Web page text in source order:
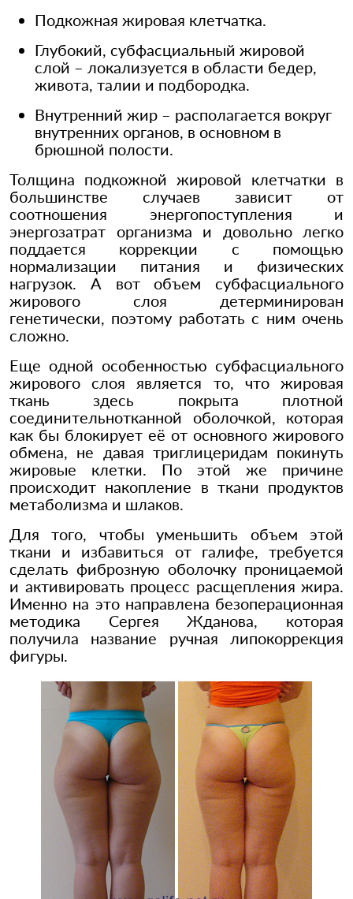
Подкожная жировая клетчатка.
Глубокий, субфасциальный жировой
слой – локализуется в области бедер,
живота, талии и подбородка.
Внутренний жир – располагается вокруг
внутренних органов, в основном в
брюшной полости.
Толщина подкожной жировой клетчатки в
большинстве случаев зависит от
соотношения энергопоступления и
энергозатрат организма и довольно легко
поддается коррекции с помощью
нормализации питания и физических
нагрузок. А вот объем субфасциального
жирового слоя детерминирован
генетически, поэтому работать с ним очень
сложно.
Еще одной особенностью субфасциального
жирового слоя является то, что жировая
ткань здесь покрыта плотной
соединительнотканной оболочкой, которая
как бы блокирует её от основного жирового
обмена, не давая триглицеридам покинуть
жировые клетки. По этой же причине
происходит накопление в ткани продуктов
метаболизма и шлаков.
Для того, чтобы уменьшить объем этой
ткани и избавиться от галифе, требуется
сделать фиброзную оболочку проницаемой
и активировать процесс расщепления жира.
Именно на это направлена безоперационная
методика Сергея Жданова, которая
получила название ручная липокоррекция
фигуры.